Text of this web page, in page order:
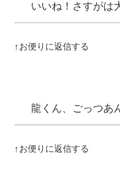
いいね！さすがは
↑お便りに返信する
龍くん、ごっつあ
↑お便りに返信する